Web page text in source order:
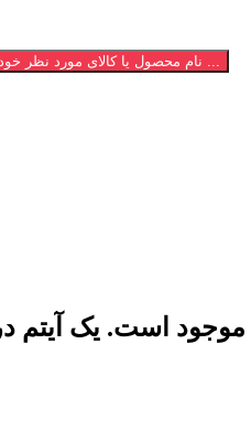
نام محصول یا کالای مورد نظر خود را تایپ نمایید ...
موجود است.